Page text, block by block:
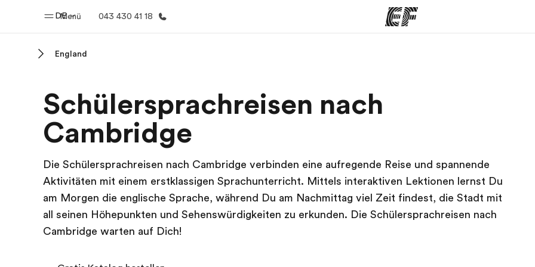
Menü
DE 043 430 41 18
Willkommen bei EF Alle Programme ansehen Büros in der Nähe
England
Schülersprachreisen nach
Cambridge
Die Schülersprachreisen nach Cambridge verbinden eine aufregende Reise und spannende
Aktivitäten mit einem erstklassigen Sprachunterricht. Mittels interaktiven Lektionen lernst Du
am Morgen die englische Sprache, während Du am Nachmittag viel Zeit findest, die Stadt mit
all seinen Höhepunkten und Sehenswürdigkeiten zu erkunden. Die Schülersprachreisen nach
Cambridge warten auf Dich!